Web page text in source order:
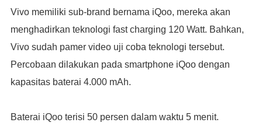
Vivo memiliki sub-brand bernama iQoo, mereka akan
menghadirkan teknologi fast charging 120 Watt. Bahkan,
Vivo sudah pamer video uji coba teknologi tersebut.
Percobaan dilakukan pada smartphone iQoo dengan
kapasitas baterai 4.000 mAh.
Baterai iQoo terisi 50 persen dalam waktu 5 menit.